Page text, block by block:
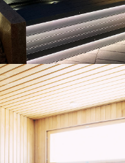
Exemples de projets